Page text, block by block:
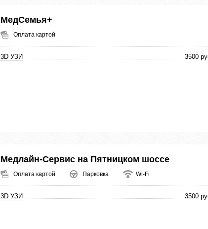
МедСемья+
Оплата картой
3D УЗИ 3500
Медлайн-Сервис на Пятницком шоссе
Оплата картой Парковка Wi-Fi
3D УЗИ 3500